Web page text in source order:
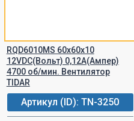
RQD6010MS 60х60х10
12VDC(Вольт) 0,12A(Ампер)
4700 об/мин. Вентилятор
TIDAR
Артикул (ID): TN-3250